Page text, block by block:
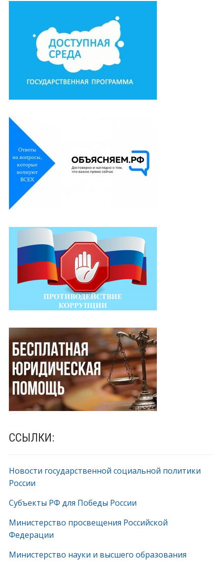
ССЫЛКИ:
Новости государственной социальной политики
России
Субъекты РФ для Победы России
Министерство просвещения Российской
Федерации
Министерство науки и высшего образования